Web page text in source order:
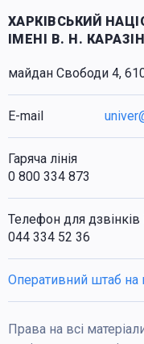
ХАРКІВСЬКИЙ
ІМЕНІ В. Н.
майдан Свободи 4,
E-mail
Гаряча лінія
0 800 334 873
Телефон для дзвінків
044 334 52 36
Оперативний штаб на
Права на всі